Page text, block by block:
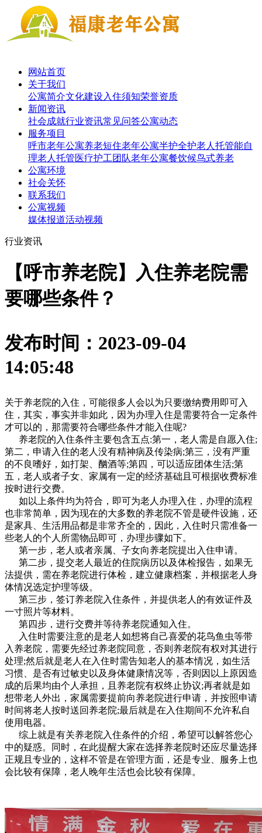
网站首页
关于我们
公寓简介文化建设入住须知荣誉资质
新闻资讯
社会成就行业资讯常见问答公寓动态
服务项目
呼市老年公寓养老短住老年公寓半护全护老人托管能自
理老人托管医疗护工团队老年公寓餐饮候鸟式养老
公寓环境
社会关怀
联系我们
公寓视频
媒体报道活动视频
行业资讯
【呼市养老院】入住养老院需
要哪些条件？
发布时间：2023-09-04
14:05:48
关于养老院的入住，可能很多人会以为只要缴纳费用即可入
住，其实，事实并非如此，因为办理入住是需要符合一定条件
才可以的，那需要符合哪些条件才能入住呢?
养老院的入住条件主要包含五点:第一，老人需是自愿入住;
第二，申请入住的老人没有精神病及传染病;第三，没有严重
的不良嗜好，如打架、酗酒等;第四，可以适应团体生活;第
五，老人或者子女、家属有一定的经济基础且可根据收费标准
按时进行交费。
如以上条件均为符合，即可为老人办理入住，办理的流程
也非常简单，因为现在的大多数的养老院不管是硬件设施，还
是家具、生活用品都是非常齐全的，因此，入住时只需准备一
些老人的个人所需物品即可，办理步骤如下。
第一步，老人或者亲属、子女向养老院提出入住申请。
第二步，提交老人最近的住院病历以及体检报告，如果无
法提供，需在养老院进行体检，建立健康档案，并根据老人身
体情况选定护理等级。
第三步，签订养老院入住条件，并提供老人的有效证件及
一寸照片等材料。
第四步，进行交费并等待养老院通知入住。
入住时需要注意的是老人如想将自己喜爱的花鸟鱼虫等带
入养老院，需要先经过养老院同意，否则养老院有权对其进行
处理;然后就是老人在入住时需告知老人的基本情况，如生活
习惯、是否有过敏史以及身体健康情况等，否则因以上原因造
成的后果均由个人承担，且养老院有权终止协议;再者就是如
想带老人外出，家属需要提前向养老院进行申请，并按照申请
时间将老人按时送回养老院;最后就是在入住期间不允许私自
使用电器。
综上就是有关养老院入住条件的介绍，希望可以解答您心
中的疑惑。同时，在此提醒大家在选择养老院时还应尽量选择
正规且专业的，这样不管是在管理方面，还是专业、服务上也
会比较有保障，老人晚年生活也会比较有保障。